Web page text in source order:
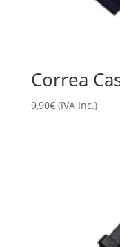
Correa
9,90€ (IVA Inc.)